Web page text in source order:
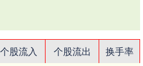
个股流入 个股流出
换手率